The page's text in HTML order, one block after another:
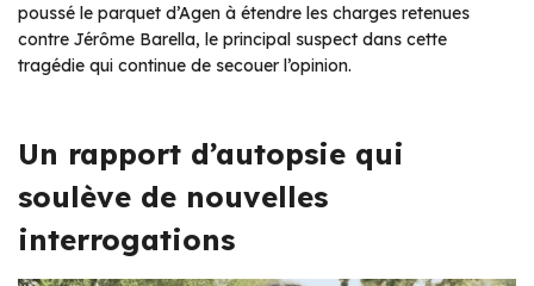
poussé le parquet d’Agen à étendre les charges retenues
contre Jérôme Barella, le principal suspect dans cette
tragédie qui continue de secouer l’opinion.
Un rapport d’autopsie qui
soulève de nouvelles
interrogations